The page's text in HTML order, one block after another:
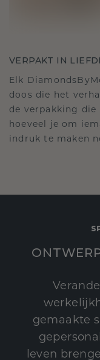
VERPAKT IN
Elk
doos die het
de verpakking
hoeveel je om
indruk te maken
gemaakte
leven